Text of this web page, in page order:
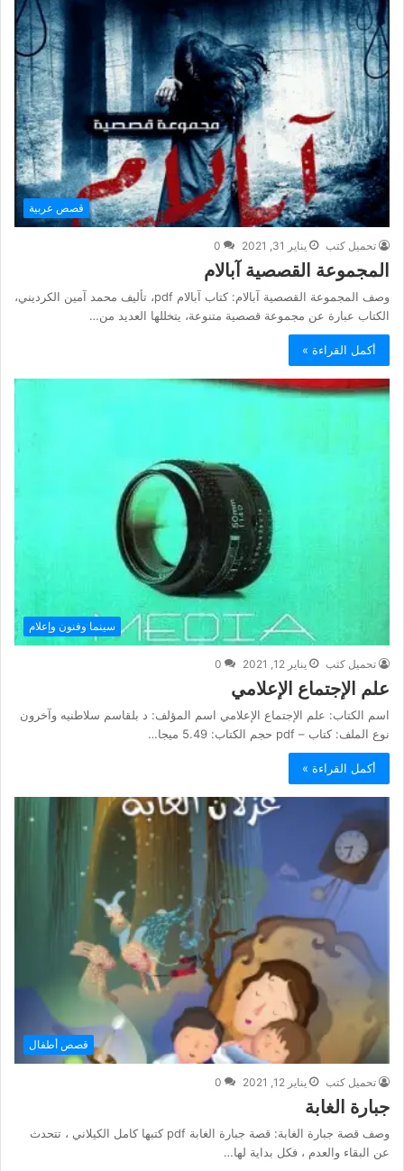
قصص عربية
تحميل كتب يناير 31, 2021 0
المجموعة القصصية آبالام
وصف المجموعة القصصية آبالام: كتاب آبالام pdf، تأليف محمد آمين الكرديني،
الكتاب عبارة عن مجموعة قصصية متنوعة، يتخللها العديد من…
أكمل القراءة »
سينما وفنون وإعلام
تحميل كتب يناير 12, 2021 0
علم الإجتماع الإعلامي
اسم الكتاب: علم الإجتماع الإعلامي اسم المؤلف: د بلقاسم سلاطنيه وآخرون
نوع الملف: كتاب – pdf حجم الكتاب: 5.49 ميجا…
أكمل القراءة »
قصص أطفال
تحميل كتب يناير 12, 2021 0
جبارة الغابة
وصف قصة جبارة الغابة: قصة جبارة الغابة pdf كتبها كامل الكيلاني ، تتحدث
عن البقاء والعدم ، فكل بداية لها…